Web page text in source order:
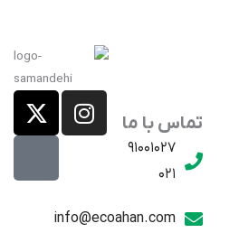
تماس با ما
91001027
021
info@ecoahan.com
I
n
g
X
-
E
a